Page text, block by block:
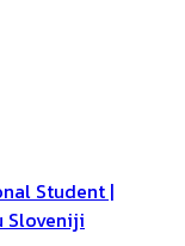
Student |
Sloveniji